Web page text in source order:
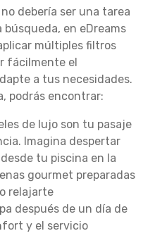
debería ser una tarea
en eDreams
múltiples filtros
fácilmente el
a tus necesidades.
podrás encontrar:
de lujo son tu pasaje
Imagina despertar
tu piscina en la
gourmet preparadas
relajarte
después de un día de
y el servicio